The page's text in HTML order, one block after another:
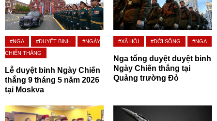
#NGA #DUYỆT BINH
#NGÀY
CHIẾN THẮNG
Lễ duyệt binh Ngày Chiến
thắng 9 tháng 5 năm 2026
tại Moskva
#XÃ HỘI #ĐỜI SỐNG #NGA
Nga tổng duyệt duyệt binh
Ngày Chiến thắng tại
Quảng trường Đỏ